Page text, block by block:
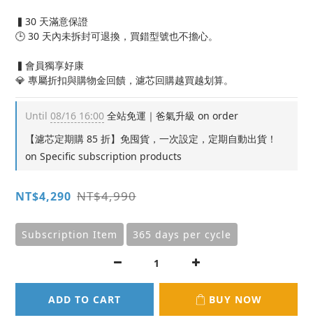
▍30 天滿意保證
🕒 30 天內未拆封可退換，買錯型號也不擔心。
▍會員獨享好康
💎 專屬折扣與購物金回饋，濾芯回購越買越划算。
Until 08/16 16:00 全站免運｜爸氣升級 on order
【濾芯定期購 85 折】免囤貨，一次設定，定期自動出貨！
on Specific subscription products
NT$4,290 NT$4,990
Subscription Item 365 days per cycle
ADD TO CART BUY NOW